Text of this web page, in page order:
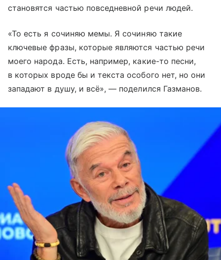
становятся частью повседневной речи людей.
«То есть я сочиняю мемы. Я сочиняю такие
ключевые фразы, которые являются частью речи
моего народа. Есть, например, какие-то песни,
в которых вроде бы и текста особого нет, но они
западают в душу, и всё», — поделился Газманов.